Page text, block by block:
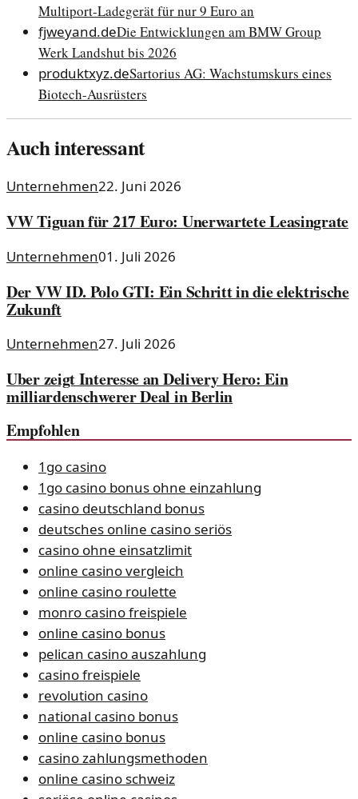
Multiport-Ladegerät für nur 9 Euro an
fjweyand.deDie Entwicklungen am BMW Group
Werk Landshut bis 2026
produktxyz.deSartorius AG: Wachstumskurs eines
Biotech-Ausrüsters
Auch interessant
Unternehmen22. Juni 2026
VW Tiguan für 217 Euro: Unerwartete Leasingrate
Unternehmen01. Juli 2026
Der VW ID. Polo GTI: Ein Schritt in die elektrische
Zukunft
Unternehmen27. Juli 2026
Uber zeigt Interesse an Delivery Hero: Ein
milliardenschwerer Deal in Berlin
Empfohlen
1go casino
1go casino bonus ohne einzahlung
casino deutschland bonus
deutsches online casino seriös
casino ohne einsatzlimit
online casino vergleich
online casino roulette
monro casino freispiele
online casino bonus
pelican casino auszahlung
casino freispiele
revolution casino
national casino bonus
online casino bonus
casino zahlungsmethoden
online casino schweiz